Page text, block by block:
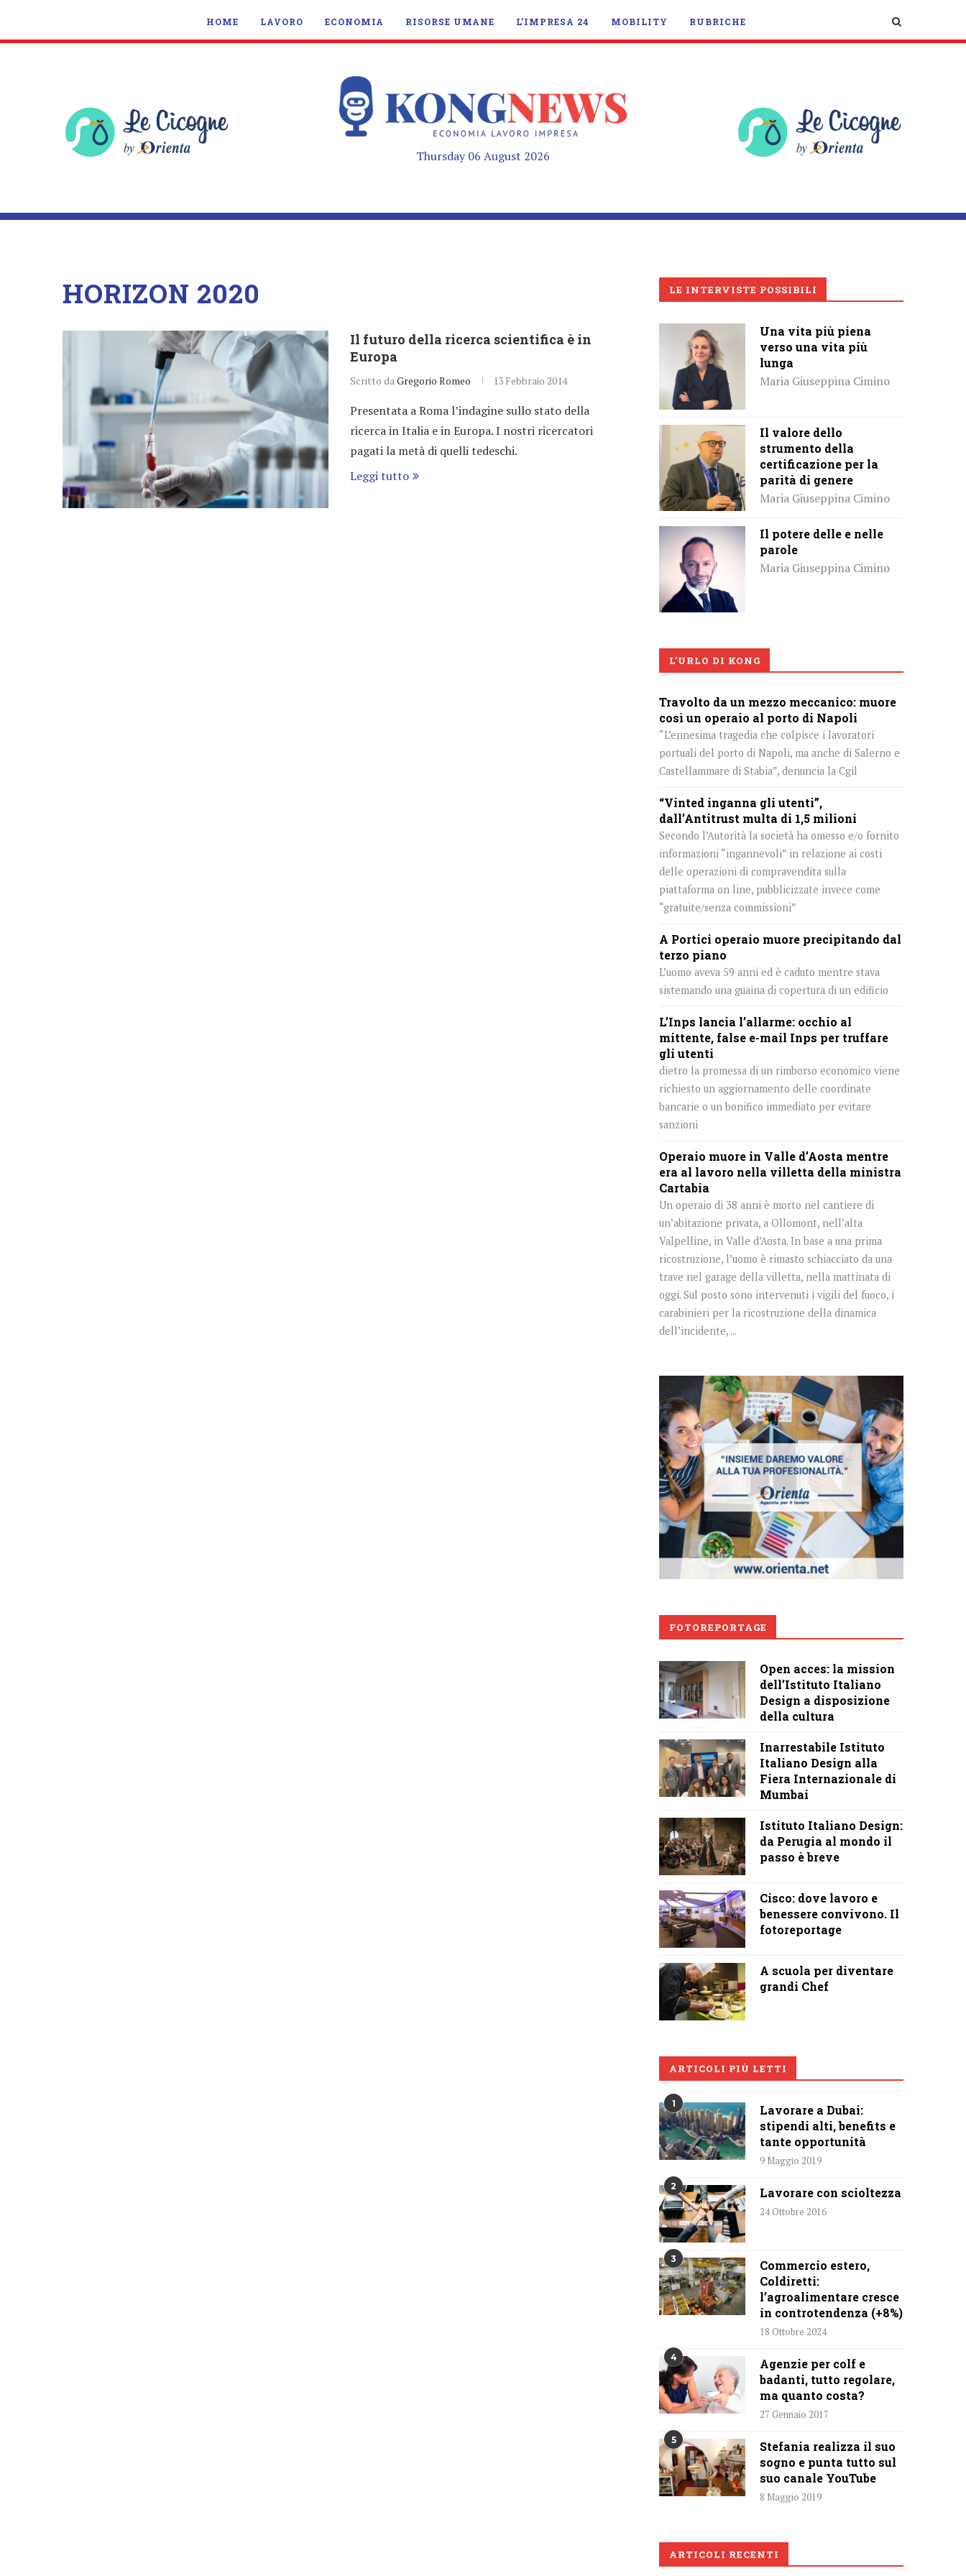
HOME LAVORO ECONOMIA RISORSE UMANE L’IMPRESA 24 MOBILITY RUBRICHE
Thursday 06 August 2026
HORIZON 2020
Il futuro della ricerca scientifica è in
Europa
Scritto daGregorio Romeo 13 Febbraio 2014
Presentata a Roma l’indagine sullo stato della
ricerca in Italia e in Europa. I nostri ricercatori
pagati la metà di quelli tedeschi.
Leggi tutto
LE INTERVISTE POSSIBILI
Una vita più piena
verso una vita più
lunga
Maria Giuseppina Cimino
Il valore dello
strumento della
certificazione per la
parità di genere
Maria Giuseppina Cimino
Il potere delle e nelle
parole
Maria Giuseppina Cimino
L'URLO DI KONG
Travolto da un mezzo meccanico: muore
così un operaio al porto di Napoli
“L’ennesima tragedia che colpisce i lavoratori
portuali del porto di Napoli, ma anche di Salerno e
Castellammare di Stabia”, denuncia la Cgil
“Vinted inganna gli utenti”,
dall’Antitrust multa di 1,5 milioni
Secondo l’Autorità la società ha omesso e/o fornito
informazioni “ingannevoli” in relazione ai costi
delle operazioni di compravendita sulla
piattaforma on line, pubblicizzate invece come
“gratuite/senza commissioni”
A Portici operaio muore precipitando dal
terzo piano
L’uomo aveva 59 anni ed è caduto mentre stava
sistemando una guaina di copertura di un edificio
L’Inps lancia l’allarme: occhio al
mittente, false e-mail Inps per truffare
gli utenti
dietro la promessa di un rimborso economico viene
richiesto un aggiornamento delle coordinate
bancarie o un bonifico immediato per evitare
sanzioni
Operaio muore in Valle d’Aosta mentre
era al lavoro nella villetta della ministra
Cartabia
Un operaio di 38 anni è morto nel cantiere di
un’abitazione privata, a Ollomont, nell’alta
Valpelline, in Valle d’Aosta. In base a una prima
ricostruzione, l’uomo è rimasto schiacciato da una
trave nel garage della villetta, nella mattinata di
oggi. Sul posto sono intervenuti i vigili del fuoco, i
carabinieri per la ricostruzione della dinamica
dell’incidente, ...
FOTOREPORTAGE
Open acces: la mission
dell’Istituto Italiano
Design a disposizione
della cultura
Inarrestabile Istituto
Italiano Design alla
Fiera Internazionale di
Mumbai
Istituto Italiano Design:
da Perugia al mondo il
passo è breve
Cisco: dove lavoro e
benessere convivono. Il
fotoreportage
A scuola per diventare
grandi Chef
ARTICOLI PIÙ LETTI
1
Lavorare a Dubai:
stipendi alti, benefits e
tante opportunità
9 Maggio 2019
2 Lavorare con scioltezza
24 Ottobre 2016
3
Commercio estero,
Coldiretti:
l’agroalimentare cresce
in controtendenza (+8%)
18 Ottobre 2024
4
Agenzie per colf e
badanti, tutto regolare,
ma quanto costa?
27 Gennaio 2017
5
Stefania realizza il suo
sogno e punta tutto sul
suo canale YouTube
8 Maggio 2019
ARTICOLI RECENTI